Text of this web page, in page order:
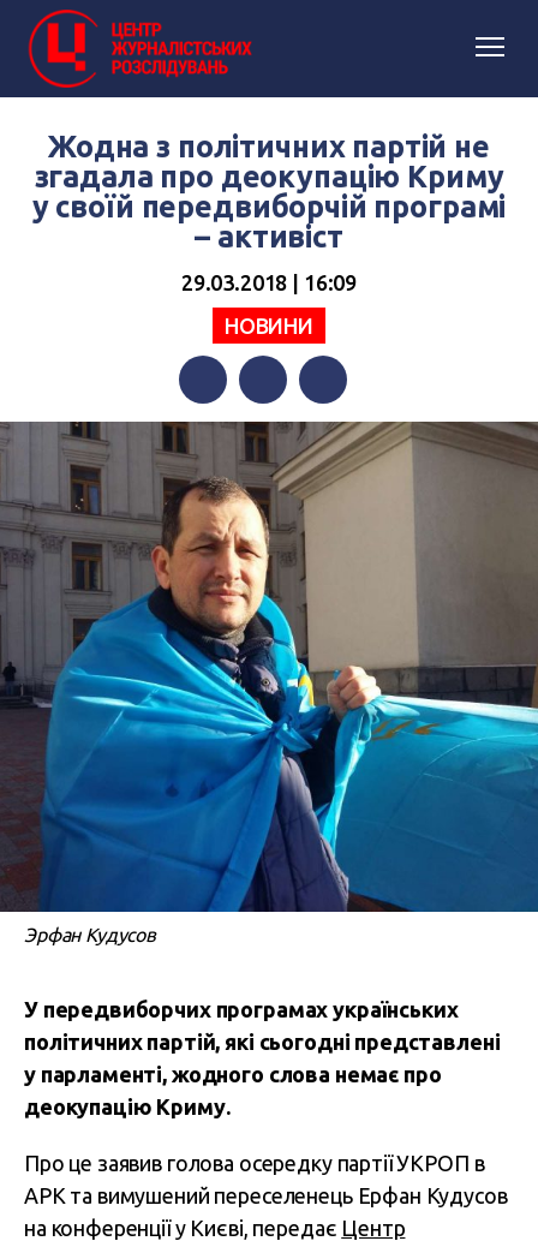
Жодна з політичних партій не
згадала про деокупацію Криму
у своїй передвиборчій програмі
– активіст
29.03.2018 | 16:09
НОВИНИ
FacebookTwitterTelegram
Эрфан Кудусов
У передвиборчих програмах українських
політичних партій, які сьогодні представлені
у парламенті, жодного слова немає про
деокупацію Криму.
Про це заявив голова осередку партії УКРОП в
АРК та вимушений переселенець Ерфан Кудусов
на конференції у Києві, передає Центр